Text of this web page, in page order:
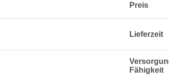
Preis
Lieferzeit
Fähigkeit